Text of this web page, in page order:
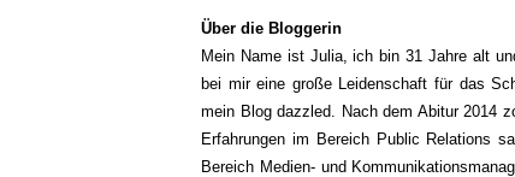
Über die Bloggerin
Mein Name ist Julia, ich bin 31 Jahre alt
bei mir eine große Leidenschaft für das
mein Blog dazzled. Nach dem Abitur 2014
Erfahrungen im Bereich Public Relations
Bereich Medien- und